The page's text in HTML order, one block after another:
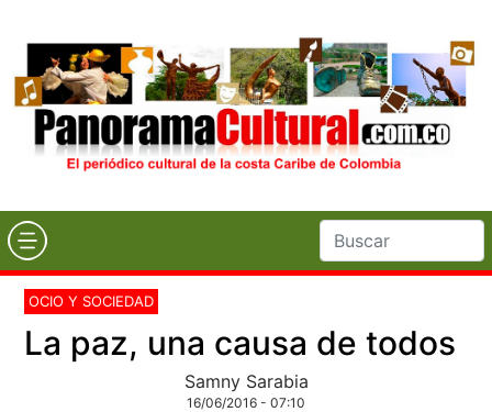
OCIO Y SOCIEDAD
La paz, una causa de todos
Samny Sarabia
16/06/2016 - 07:10